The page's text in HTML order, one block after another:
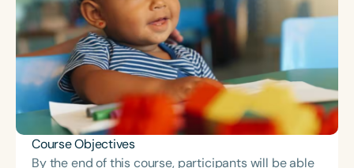
Course Objectives
By the end of this course, participants will be able